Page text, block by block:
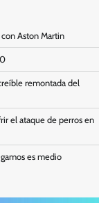
Aston Martin
remontada del
el ataque de perros en
es medio